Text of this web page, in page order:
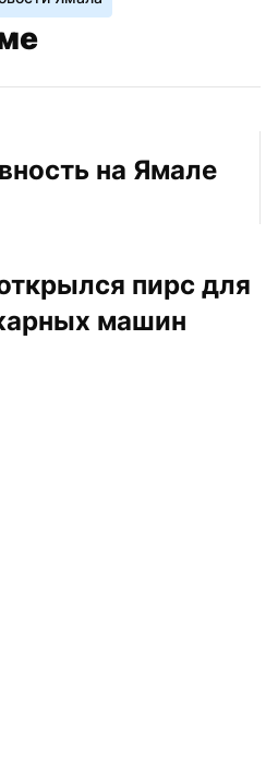
на Ямале
пирс для
машин